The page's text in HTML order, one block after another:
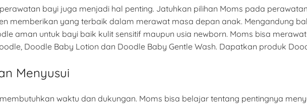
bayi juga menjadi hal penting. Jatuhkan pilihan Moms pada
memberikan yang terbaik dalam merawat masa depan anak. Mengandung
aman untuk bayi baik kulit sensitif maupun usia newborn. Moms bisa
Doodle Baby Lotion dan Doodle Baby Gentle Wash. Dapatkan produk
Menyusui
waktu dan dukungan. Moms bisa belajar tentang pentingnya